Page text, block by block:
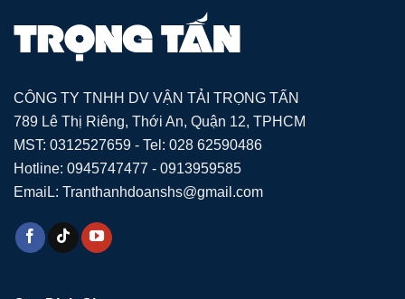
CÔNG TY TNHH DV VẬN TẢI TRỌNG TẤN
789 Lê Thị Riêng, Thới An, Quận 12, TPHCM
MST: 0312527659 - Tel: 028 62590486
Hotline: 0945747477 - 0913959585
EmaiL: Tranthanhdoanshs@gmail.com